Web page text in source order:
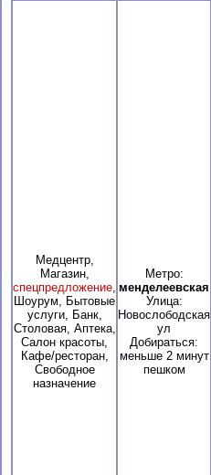
Медцентр,
Магазин,
спецпредложение,
Шоурум, Бытовые
услуги, Банк,
Столовая, Аптека,
Салон красоты,
Кафе/ресторан,
Свободное
назначение
Метро:
менделеевская
Улица:
Новослободская
ул
Добираться:
меньше 2 минут
пешком